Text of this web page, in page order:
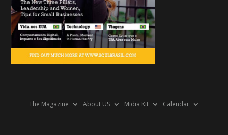
The Magazine About US Midia Kit Calendar